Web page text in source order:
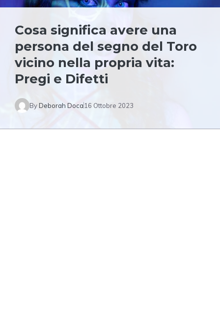
Cosa significa avere una
persona del segno del Toro
vicino nella propria vita:
Pregi e Difetti
By Deborah Doca 16 Ottobre 2023